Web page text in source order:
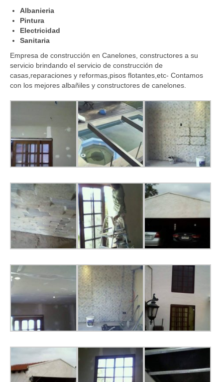
Albanieria
Pintura
Electricidad
Sanitaria
Empresa de construcción en Canelones, constructores a su
servicio brindando el servicio de construcción de
casas,reparaciones y reformas,pisos flotantes,etc- Contamos
con los mejores albañiles y constructores de canelones.